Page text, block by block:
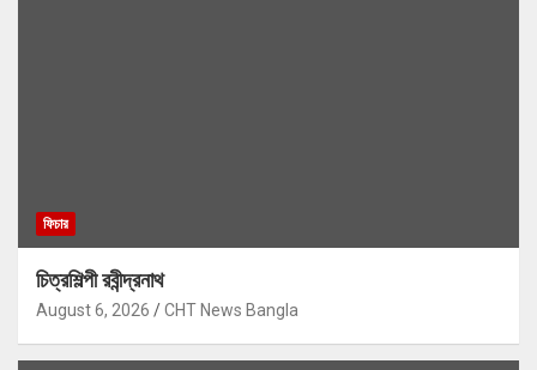
ফিচার
চিত্রশিল্পী রবীন্দ্রনাথ
August 6, 2026 CHT News Bangla